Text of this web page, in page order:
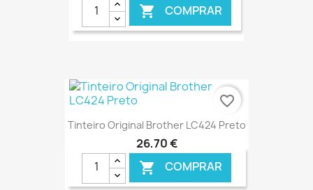
 COMPRAR
€ ONLINE
Tinteiro Original Brother LC424 Preto
26,70 €
 COMPRAR
favorite_border